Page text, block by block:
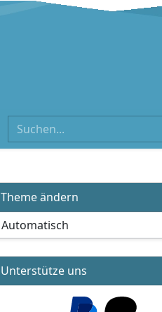
Suchen
Theme ändern
Unterstütze uns